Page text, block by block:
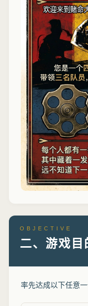
OBJECTIVE
二、游戏目
率先达成以下任意